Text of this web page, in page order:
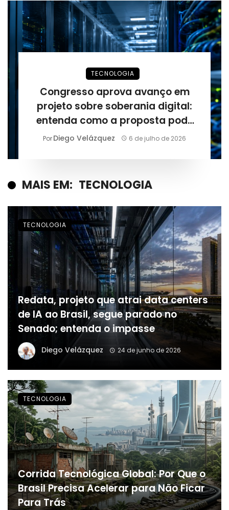
TECNOLOGIA
Congresso aprova avanço em
projeto sobre soberania digital:
entenda como a proposta pode
mudar a infraestrutura
PorDiego Velázquez 6 de julho de 2026
MAIS EM: TECNOLOGIA
Redata, projeto que atrai data centers
de IA ao Brasil, segue parado no
Senado; entenda o impasse
Diego Velázquez 24 de junho de 2026
TECNOLOGIA
Corrida Tecnológica Global: Por Que o
Brasil Precisa Acelerar para Não Ficar
Para Trás
TECNOLOGIA